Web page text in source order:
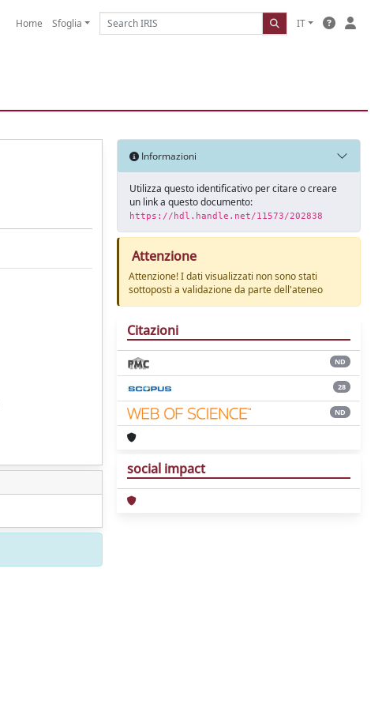
Home Sfoglia IT
Informazioni
Utilizza questo identificativo per citare o creare
un link a questo documento:
https://hdl.handle.net/11573/202838
Attenzione
Attenzione! I dati visualizzati non sono stati
sottoposti a validazione da parte dell'ateneo
Citazioni
ND
28
ND
social impact